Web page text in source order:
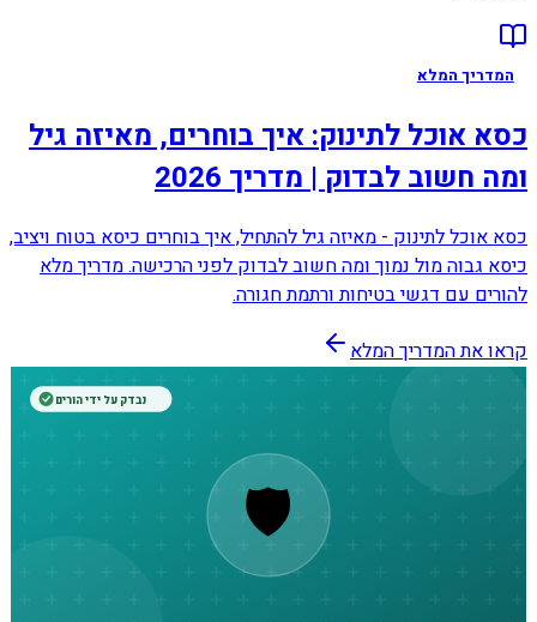
המדריך המלא
כסא אוכל לתינוק: איך בוחרים, מאיזה גיל
ומה חשוב לבדוק | מדריך 2026
כסא אוכל לתינוק - מאיזה גיל להתחיל, איך בוחרים כיסא בטוח ויציב,
כיסא גבוה מול נמוך ומה חשוב לבדוק לפני הרכישה. מדריך מלא
להורים עם דגשי בטיחות ורתמת חגורה.
קראו את המדריך המלא
🛡️
נבדק על ידי הורים